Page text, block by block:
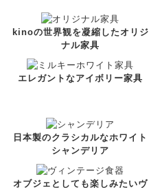
kinoの世界観を凝縮したオリジ
ナル家具
エレガントなアイボリー家具
日本製のクラシカルなホワイト
シャンデリア
オブジェとしても楽しみたいヴ